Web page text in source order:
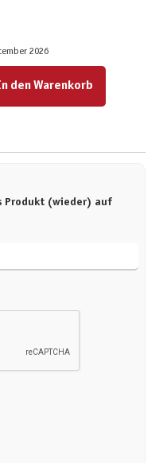
2026
die Schaltflächen um die Anzahl zu
den Warenkorb
Produkt (wieder) auf